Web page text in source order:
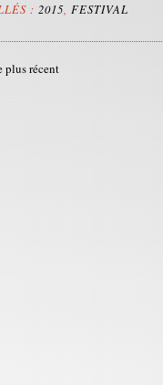
: 2015 FESTIVAL
plus récent